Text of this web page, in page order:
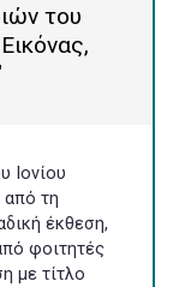
του
Ιονίου
από τη
έκθεση,
φοιτητές
με τίτλο